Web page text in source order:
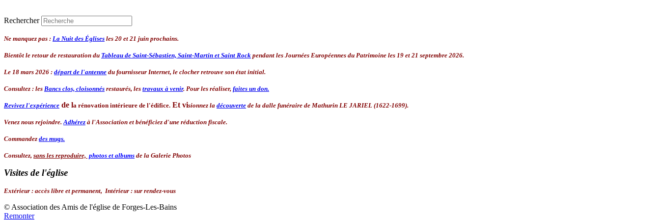
Rechercher
Ne manquez pas : La Nuit des Églises les 20 et 21 juin prochains.
Bientôt le retour de restauration du Tableau de Saint-Sébastien, Saint-Martin et Saint Rock pendant les Journées Européennes du Patrimoine les 19 et 21 septembre 2026.
Le 18 mars 2026 : départ de l'antenne du fournisseur Internet, le clocher retrouve son état initial.
Consultez : les Bancs clos, cloisonnés restaurés, les travaux à venir. Pour les réaliser, faites un don.
Revivez l'expérience de la rénovation intérieure de l'édifice. Et visionnez la découverte de la dalle funéraire de Mathurin LE JARIEL (1622-1699).
Venez nous rejoindre. Adhérez à l'Association et bénéficiez d'une réduction fiscale.
Commandez des mugs.
Consultez, sans les reproduire, photos et albums de la Galerie Photos
Visites de l'église
Extérieur : accès libre et permanent, Intérieur : sur rendez-vous
© Association des Amis de l'église de Forges-Les-Bains
Remonter